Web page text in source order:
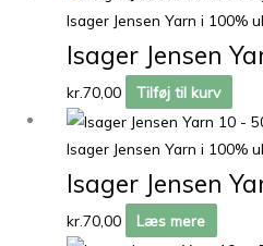
Isager Jensen Yarn i 100%
Isager Jensen
kr.70,00
Tilføj til kurv
Isager Jensen Yarn i 100%
Isager Jensen
kr.70,00 Læs mere